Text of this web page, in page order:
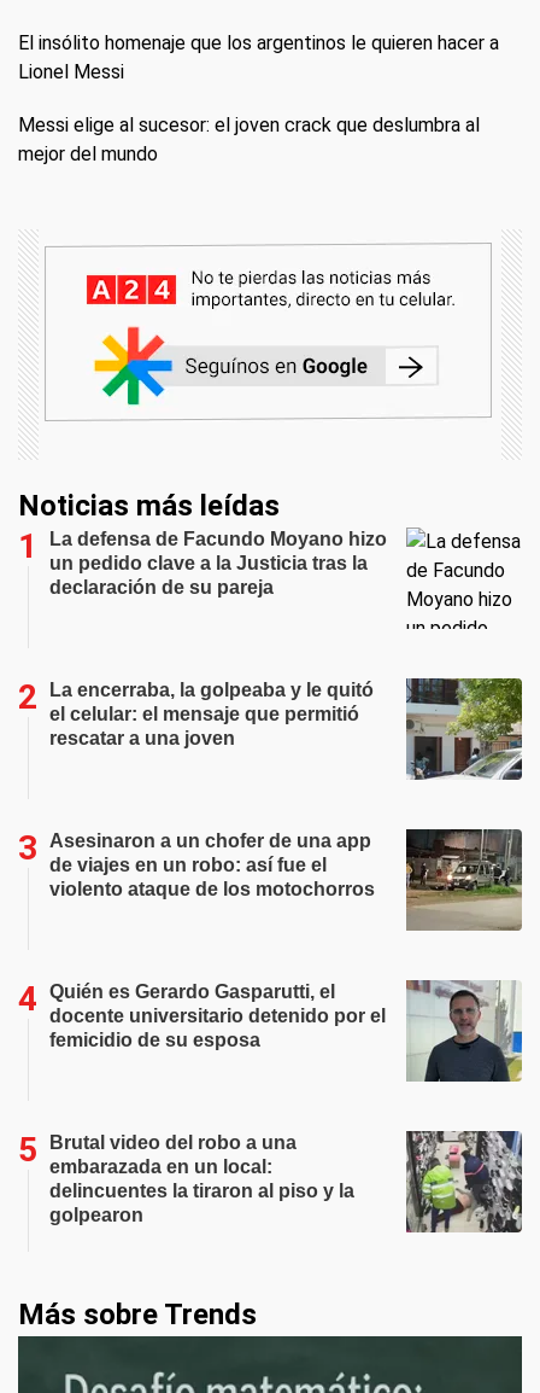
El insólito homenaje que los argentinos le quieren hacer a
Lionel Messi
Messi elige al sucesor: el joven crack que deslumbra al
mejor del mundo
Noticias más leídas
La defensa de Facundo Moyano hizo
un pedido clave a la Justicia tras la
declaración de su pareja
La encerraba, la golpeaba y le quitó
el celular: el mensaje que permitió
rescatar a una joven
Asesinaron a un chofer de una app
de viajes en un robo: así fue el
violento ataque de los motochorros
Quién es Gerardo Gasparutti, el
docente universitario detenido por el
femicidio de su esposa
Brutal video del robo a una
embarazada en un local:
delincuentes la tiraron al piso y la
golpearon
Más sobre Trends